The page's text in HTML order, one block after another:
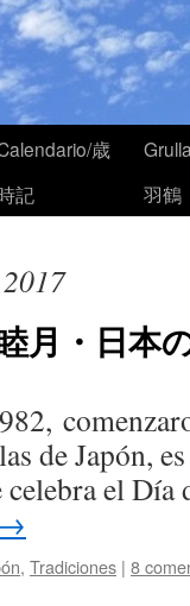
歳
記
羽鶴
月・日本
de Japón,
celebra el
, Tradiciones | 8